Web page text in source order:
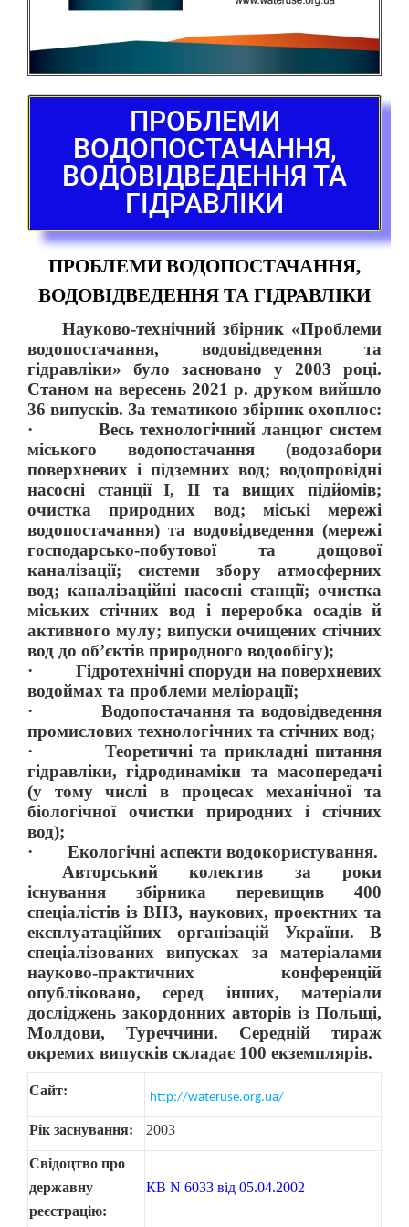
ПРОБЛЕМИ
ВОДОПОСТАЧАННЯ,
ВОДОВІДВЕДЕННЯ ТА
ГІДРАВЛІКИ
ПРОБЛЕМИ ВОДОПОСТАЧАННЯ,
ВОДОВІДВЕДЕННЯ ТА ГІДРАВЛІКИ
Науково-технічний збірник «Проблеми
водопостачання, водовідведення та
гідравліки» було засновано у 2003 році.
Станом на вересень 2021 р. друком вийшло
36 випусків. За тематикою збірник охоплює:
·
Весь технологічний ланцюг систем
міського водопостачання (водозабори
поверхневих і підземних вод; водопровідні
насосні станції І, ІІ та вищих підйомів;
очистка природних вод; міські мережі
водопостачання) та водовідведення (мережі
господарсько-побутової та дощової
каналізації; системи збору атмосферних
вод; каналізаційні насосні станції; очистка
міських стічних вод і переробка осадів й
активного мулу; випуски очищених стічних
вод до об’єктів природного водообігу);
·
Гідротехнічні споруди на поверхневих
водоймах та проблеми меліорації;
·
Водопостачання та водовідведення
промислових технологічних та стічних вод;
·
Теоретичні та прикладні питання
гідравліки, гідродинаміки та масопередачі
(у тому числі в процесах механічної та
біологічної очистки природних і стічних
вод);
·
Екологічні аспекти водокористування.
Авторський колектив за роки
існування збірника перевищив 400
спеціалістів із ВНЗ, наукових, проектних та
експлуатаційних організацій України. В
спеціалізованих випусках за матеріалами
науково-практичних конференцій
опубліковано, серед інших, матеріали
досліджень закордонних авторів із Польщі,
Молдови, Туреччини. Середній тираж
окремих випусків складає 100 екземплярів.
Сайт: http://wateruse.org.ua/
Рік заснування: 2003
Свідоцтво про
державну
реєстрацію:
КВ N 6033 від 05.04.2002